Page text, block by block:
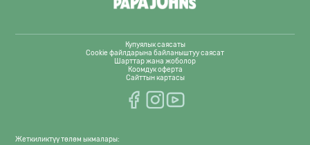
Купуялык саясаты
Cookie файлдарына байланыштуу саясат
Шарттар жана жоболор
Коомдук оферта
Сайттын картасы
Жеткиликтүү төлөм ыкмалары: